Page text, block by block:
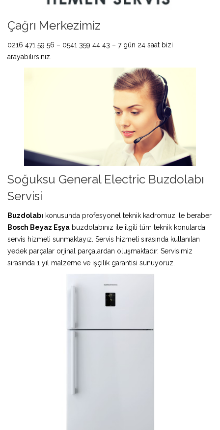
Çağrı Merkezimiz
0216 471 59 56 – 0541 359 44 43 – 7 gün 24 saat bizi
arayabilirsiniz.
Soğuksu General Electric Buzdolabı
Servisi
Buzdolabı konusunda profesyonel teknik kadromuz ile beraber
Bosch Beyaz Eşya buzdolabınız ile ilgili tüm teknik konularda
servis hizmeti sunmaktayız. Servis hizmeti sırasında kullanılan
yedek parçalar orjinal parçalardan oluşmaktadır. Servisimiz
sırasında 1 yıl malzeme ve işçilik garantisi sunuyoruz.